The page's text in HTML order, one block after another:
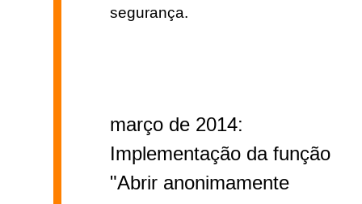
segurança.
março de 2014:
Implementação da função
"Abrir anonimamente